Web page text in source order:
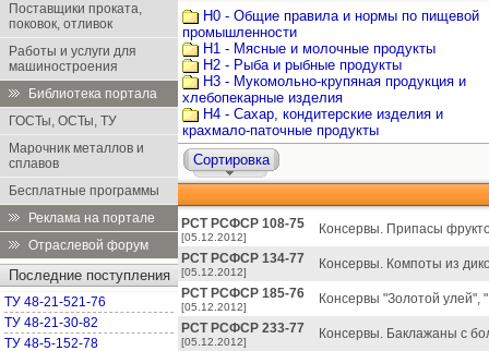
Поставщики проката,
поковок, отливок
Работы и услуги для
машиностроения
Библиотека портала
ГОСТы, ОСТы, ТУ
Марочник металлов и
сплавов
Бесплатные программы
Реклама на портале
Отраслевой форум
Последние поступления
ТУ 48-21-521-76
ТУ 48-21-30-82
ТУ 48-5-152-78
Н0 - Общие правила и нормы по пищевой
промышленности
Н1 - Мясные и молочные продукты
Н2 - Рыба и рыбные продукты
Н3 - Мукомольно-крупяная продукция и
хлебопекарные изделия
Н4 - Сахар, кондитерские изделия и
крахмало-паточные продукты
Сортировка
РСТ РСФСР 108-75
[05.12.2012]
Консервы. Припасы
РСТ РСФСР 134-77
[05.12.2012]
Консервы. Компоты из
РСТ РСФСР 185-76
[05.12.2012]
Консервы "Золотой улей",
РСТ РСФСР 233-77
[05.12.2012]
Консервы. Баклажаны с